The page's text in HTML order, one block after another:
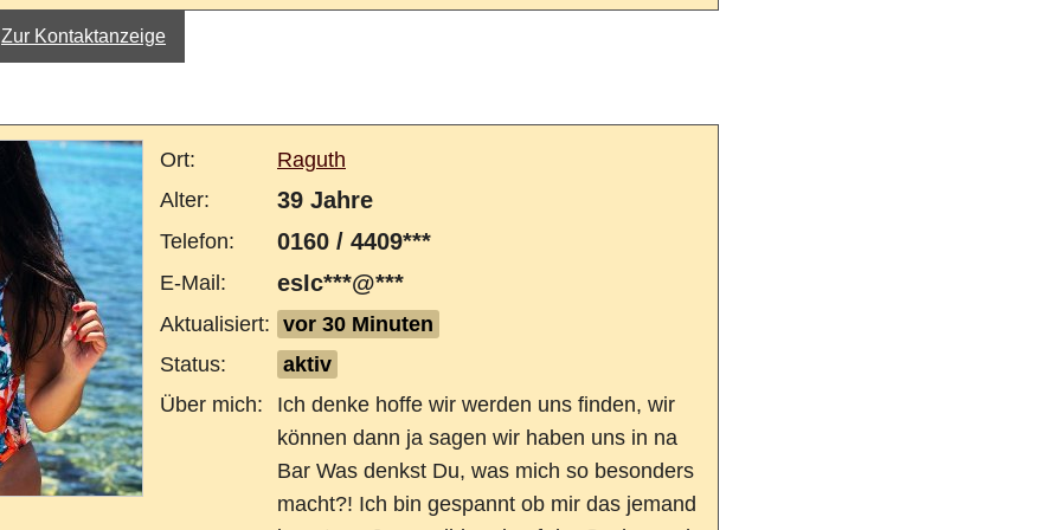
Zur Kontaktanzeige
Ort:
Raguth
Alter:
39 Jahre
Telefon: 0160 / 4409***
E-Mail: esIc***@***
Aktualisiert: vor 30 Minuten
Status:
aktiv
Über mich:
Ich denke hoffe wir werden uns finden, wir
können dann ja sagen wir haben uns in na
Bar Was denkst Du, was mich so besonders
macht?! Ich bin gespannt ob mir das jemand